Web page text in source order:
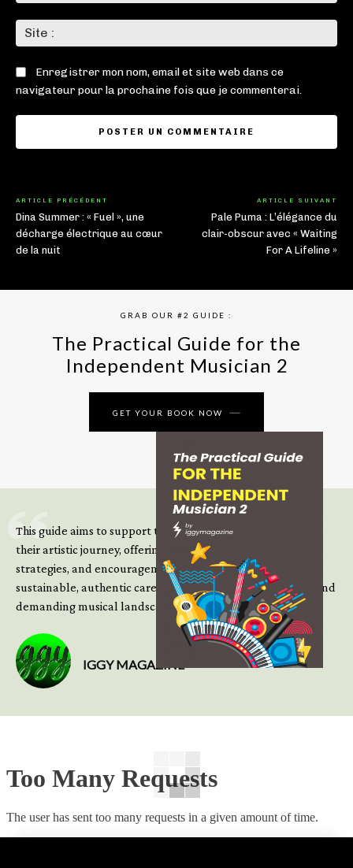
:
Enregistrer mon nom, email et site web dans ce
navigateur pour la prochaine fois que je commenterai.
ARTICLE PRÉCÉDENT
Dina Summer : « Fuel », une
décharge électrique au cœur
de la nuit
ARTICLE SUIVANT
Pale Puma : L’élégance du
clair-obscur avec « Waiting
For A Lifeline »
GRAB OUR #2 GUIDE :
The Practical Guide for the
Independent Musician 2
GET YOUR BOOK NOW
This guide aims to support those climbing the next steps of
their artistic journey, offering practical insight, updated
strategies, and encouragement to continue building
sustainable, authentic careers in an increasingly complex and
demanding musical landscape.
IGGY MAGAZINE